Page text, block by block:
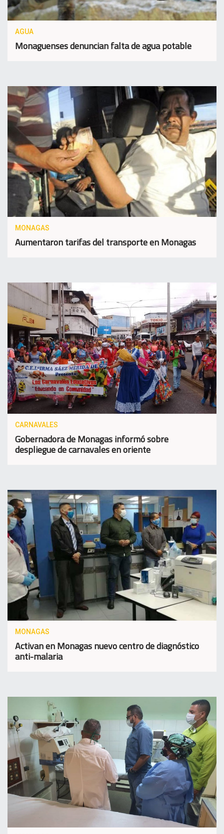
AGUA
Monaguenses denuncian falta de agua potable
MONAGAS
Aumentaron tarifas del transporte en Monagas
CARNAVALES
Gobernadora de Monagas informó sobre
despliegue de carnavales en oriente
MONAGAS
Activan en Monagas nuevo centro de diagnóstico
anti-malaria